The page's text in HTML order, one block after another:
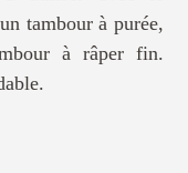
tambour à purée,
à râper fin.